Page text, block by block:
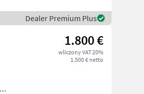
Dealer Premium Plus
1.800 €
wliczony VAT 20%
1.500 € netto